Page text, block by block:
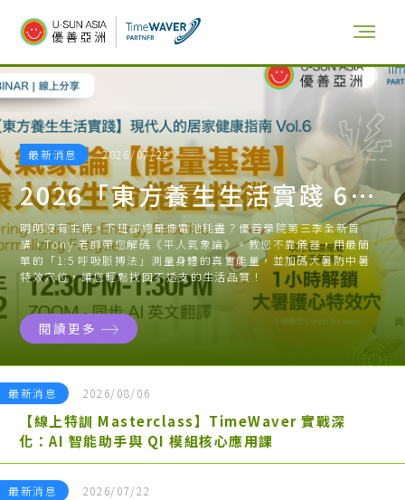
最新消息 2026/07/22
2026「東方養生生活實踐 6」 平人氣象論 【能量基準】健康人的生命能量特徵
明明沒有生病，下班卻總是像電池耗盡？優善學院第三季全新首
講，Tony 老師帶您解碼《平人氣象論》。教您不靠儀器，用最簡
單的「1:5 呼吸脈搏法」測量身體的真實能量，並加碼大暑防中暑
特效穴位，讓您輕鬆找回不透支的生活品質！
閱讀更多
最新消息 2026/08/06
【線上特訓 Masterclass】TimeWaver 實戰深
化：AI 智能助手與 QI 模組核心應用課
最新消息 2026/07/22